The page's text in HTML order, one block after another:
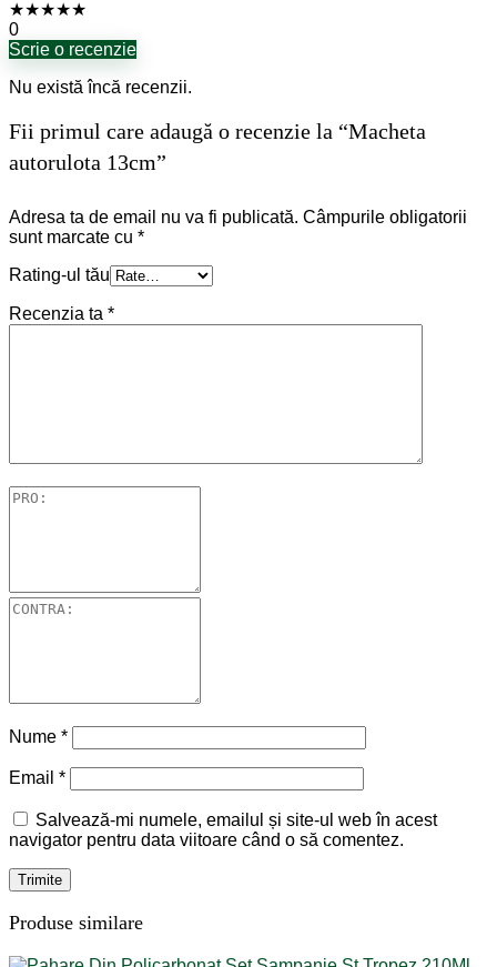
★★★★★
0
Scrie o recenzie
Nu există încă recenzii.
Fii primul care adaugă o recenzie la “Macheta
autorulota 13cm”
Adresa ta de email nu va fi publicată. Câmpurile obligatorii
sunt marcate cu *
Rating-ul tău
Recenzia ta *
Nume *
Email *
Salvează-mi numele, emailul și site-ul web în acest
navigator pentru data viitoare când o să comentez.
Produse similare